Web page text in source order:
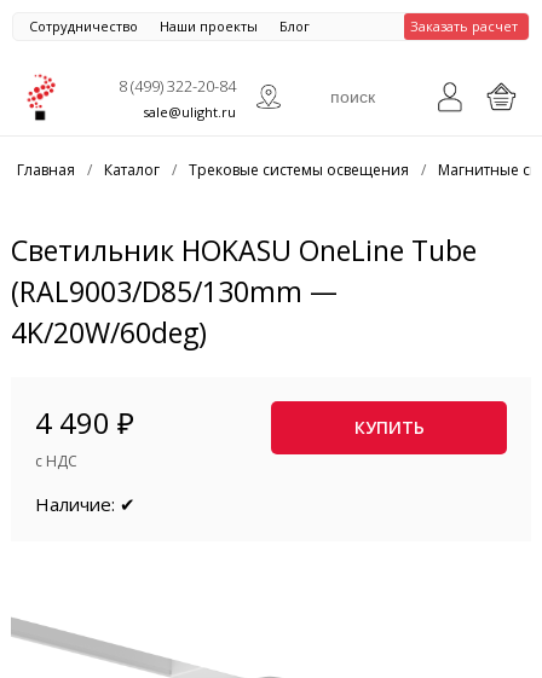
Сотрудничество Наши проекты Блог Заказать расчет
8 (499) 322-20-84
sale@ulight.ru
Главная / Каталог / Трековые системы освещения / Магнитные
Светильник HOKASU OneLine Tube
(RAL9003/D85/130mm —
4K/20W/60deg)
4 490 ₽
с НДС
КУПИТЬ
Наличие: ✔